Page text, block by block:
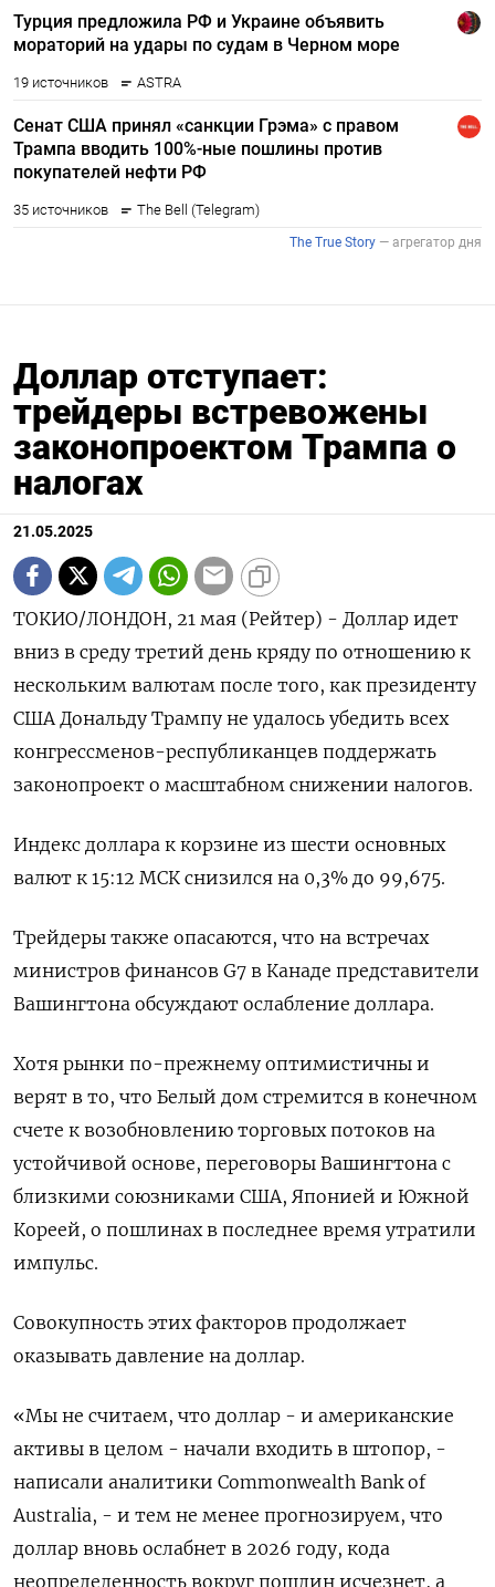
Доллар отступает:
трейдеры встревожены
законопроектом Трампа о
налогах
21.05.2025
ТОКИО/ЛОНДОН, 21 мая (Рейтер) - Доллар идет
вниз в среду третий день кряду по отношению к
нескольким валютам после того, как президенту
США Дональду Трампу не удалось убедить всех
конгрессменов-республиканцев поддержать
законопроект о масштабном снижении налогов.
Индекс доллара к корзине из шести основных
валют к 15:12 МСК снизился на 0,3% до 99,675​.
Трейдеры также опасаются, что на встречах
министров финансов G7 в Канаде представители
Вашингтона обсуждают ослабление доллара.
Хотя рынки по-прежнему оптимистичны и
верят в то, что Белый дом стремится в конечном
счете к возобновлению торговых потоков на
устойчивой основе, переговоры Вашингтона с
близкими союзниками США, Японией и Южной
Кореей, о пошлинах в последнее время утратили
импульс.
Совокупность этих факторов продолжает
оказывать давление на доллар.
«Мы не считаем, что доллар - и американские
активы в целом - начали входить в штопор, -
написали аналитики Commonwealth Bank of
Australia, - и тем не менее прогнозируем, что
доллар вновь ослабнет в 2026 году, кода
неопределенность вокруг пошлин исчезнет, а